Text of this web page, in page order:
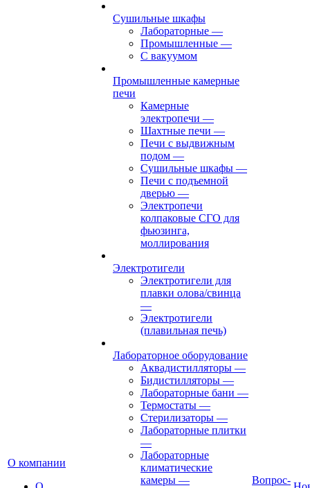
О компании
Сушильные шкафы
Лабораторные —
Промышленные —
С вакуумом
Промышленные камерные
печи
Камерные
электропечи —
Шахтные печи —
Печи с выдвижным
подом —
Сушильные шкафы —
Печи с подъемной
дверью —
Электропечи
колпаковые СГО для
фьюзинга,
моллирования
Электротигели
Электротигели для
плавки олова/свинца
—
Электротигели
(плавильная печь)
Лабораторное оборудование
Аквадистилляторы —
Бидистилляторы —
Лабораторные бани —
Термостаты —
Стерилизаторы —
Лабораторные плитки
—
Лабораторные
климатические
камеры —
Вопрос-